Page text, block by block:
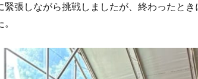
張しながら挑戦しましたが、終わったと